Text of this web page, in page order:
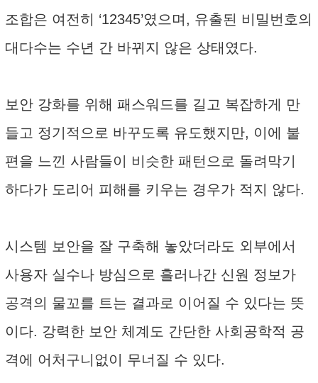
조합은 여전히 ‘12345’였으며, 유출된 비밀번호의
대다수는 수년 간 바뀌지 않은 상태였다.
보안 강화를 위해 패스워드를 길고 복잡하게 만
들고 정기적으로 바꾸도록 유도했지만, 이에 불
편을 느낀 사람들이 비슷한 패턴으로 돌려막기
하다가 도리어 피해를 키우는 경우가 적지 않다.
시스템 보안을 잘 구축해 놓았더라도 외부에서
사용자 실수나 방심으로 흘러나간 신원 정보가
공격의 물꼬를 트는 결과로 이어질 수 있다는 뜻
이다. 강력한 보안 체계도 간단한 사회공학적 공
격에 어처구니없이 무너질 수 있다.